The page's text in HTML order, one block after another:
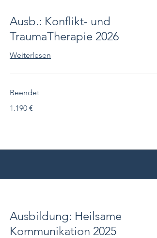
Ausb.: Konflikt- und
TraumaTherapie 2026
Weiterlesen
Beendet
Euro
1.190 €
Ausbildung: Heilsame
Kommunikation 2025